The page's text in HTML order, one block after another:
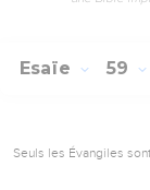
Esaïe 59
Seuls les Évangiles